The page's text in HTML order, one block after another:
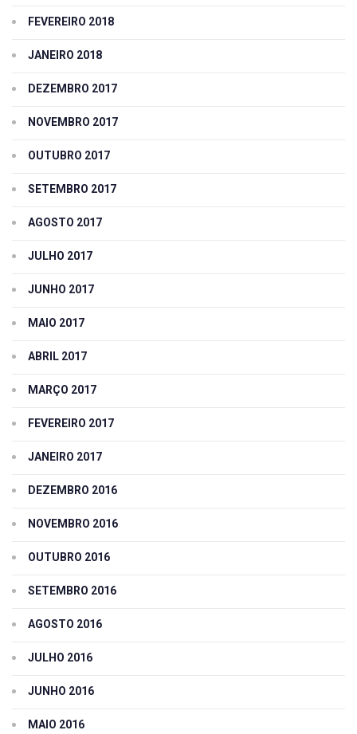
FEVEREIRO 2018
JANEIRO 2018
DEZEMBRO 2017
NOVEMBRO 2017
OUTUBRO 2017
SETEMBRO 2017
AGOSTO 2017
JULHO 2017
JUNHO 2017
MAIO 2017
ABRIL 2017
MARÇO 2017
FEVEREIRO 2017
JANEIRO 2017
DEZEMBRO 2016
NOVEMBRO 2016
OUTUBRO 2016
SETEMBRO 2016
AGOSTO 2016
JULHO 2016
JUNHO 2016
MAIO 2016